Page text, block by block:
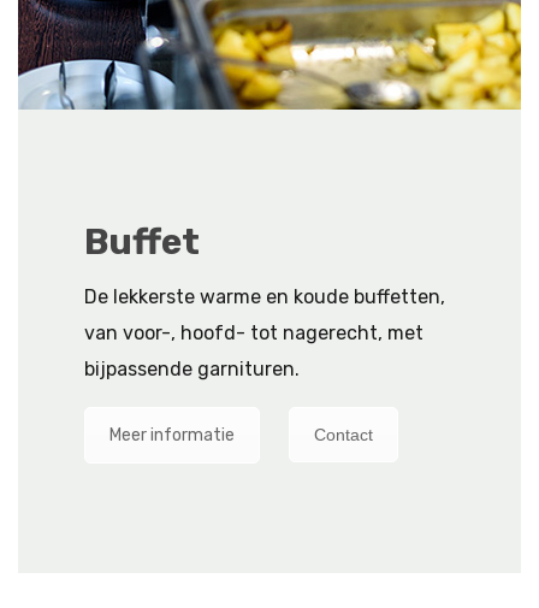
Buffet
De lekkerste warme en koude buffetten,
van voor-, hoofd- tot nagerecht, met
bijpassende garnituren.
Meer informatie Contact